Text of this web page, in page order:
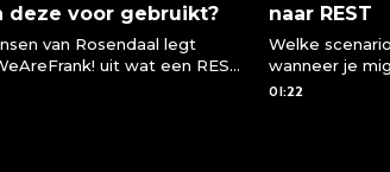
deze voor gebruikt?
van Rosendaal legt
uit wat een REST
we deze voor kunnen
naar REST
Welke
wanneer je
een REST API
01:22